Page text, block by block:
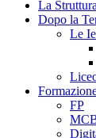
La Struttura
Dopo la
Le
FP